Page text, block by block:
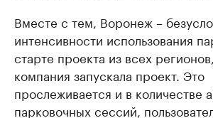
Вместе с тем, Воронеж –
интенсивности использования
старте проекта из всех
компания запускала проект. Это
прослеживается и в количестве
парковочных сессий,